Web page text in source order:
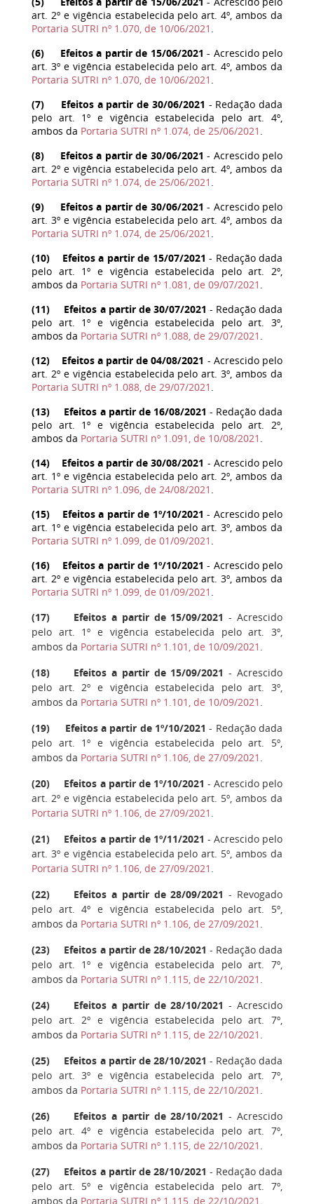
art. 2º e vigência estabelecida pelo art. 4º, ambos da
Portaria SUTRI nº 1.070, de 10/06/2021 .
(6) Efeitos a partir de 15/06/2021 - Acrescido pelo
art. 3º e vigência estabelecida pelo art. 4º, ambos da
Portaria SUTRI nº 1.070, de 10/06/2021 .
(7) Efeitos a partir de 30/06/2021 - Redação dada
pelo art. 1º e vigência estabelecida pelo art. 4º,
ambos da Portaria SUTRI nº 1.074, de 25/06/2021 .
(8) Efeitos a partir de 30/06/2021 - Acrescido pelo
art. 2º e vigência estabelecida pelo art. 4º, ambos da
Portaria SUTRI nº 1.074, de 25/06/2021 .
(9) Efeitos a partir de 30/06/2021 - Acrescido pelo
art. 3º e vigência estabelecida pelo art. 4º, ambos da
Portaria SUTRI nº 1.074, de 25/06/2021 .
(10) Efeitos a partir de 15/07/2021 - Redação dada
pelo art. 1º e vigência estabelecida pelo art. 2º,
ambos da Portaria SUTRI nº 1.081, de 09/07/2021 .
(11) Efeitos a partir de 30/07/2021 - Redação dada
pelo art. 1º e vigência estabelecida pelo art. 3º,
ambos da Portaria SUTRI nº 1.088, de 29/07/2021 .
(12) Efeitos a partir de 04/08/2021 - Acrescido pelo
art. 2º e vigência estabelecida pelo art. 3º, ambos da
Portaria SUTRI nº 1.088, de 29/07/2021 .
(13) Efeitos a partir de 16/08/2021 - Redação dada
pelo art. 1º e vigência estabelecida pelo art. 2º,
ambos da Portaria SUTRI nº 1.091, de 10/08/2021 .
(14) Efeitos a partir de 30/08/2021 - Acrescido pelo
art. 1º e vigência estabelecida pelo art. 2º, ambos da
Portaria SUTRI nº 1.096, de 24/08/2021 .
(15) Efeitos a partir de 1º/10/2021 - Acrescido pelo
art. 1º e vigência estabelecida pelo art. 3º, ambos da
Portaria SUTRI nº 1.099, de 01/09/2021 .
(16) Efeitos a partir de 1º/10/2021 - Acrescido pelo
art. 2º e vigência estabelecida pelo art. 3º, ambos da
Portaria SUTRI nº 1.099, de 01/09/2021 .
(17) Efeitos a partir de 15/09/2021 - Acrescido
pelo art. 1º e vigência estabelecida pelo art. 3º,
ambos da Portaria SUTRI nº 1.101, de 10/09/2021 .
(18) Efeitos a partir de 15/09/2021- Acrescido
pelo art. 2º e vigência estabelecida pelo art. 3º,
ambos da Portaria SUTRI nº 1.101, de 10/09/2021 .
(19) Efeitos a partir de 1º/10/2021 - Redação dada
pelo art. 1º e vigência estabelecida pelo art. 5º,
ambos da Portaria SUTRI nº 1.106, de 27/09/2021 .
(20) Efeitos a partir de 1º/10/2021 - Acrescido pelo
art. 2º e vigência estabelecida pelo art. 5º, ambos da
Portaria SUTRI nº 1.106, de 27/09/2021 .
(21) Efeitos a partir de 1º/11/2021 - Acrescido pelo
art. 3º e vigência estabelecida pelo art. 5º, ambos da
Portaria SUTRI nº 1.106, de 27/09/2021 .
(22) Efeitos a partir de 28/09/2021- Revogado
pelo art. 4º e vigência estabelecida pelo art. 5º,
ambos da Portaria SUTRI nº 1.106, de 27/09/2021 .
(23) Efeitos a partir de 28/10/2021 - Redação dada
pelo art. 1º e vigência estabelecida pelo art. 7º,
ambos da Portaria SUTRI nº 1.115, de 22/10/2021 .
(24) Efeitos a partir de 28/10/2021 - Acrescido
pelo art. 2º e vigência estabelecida pelo art. 7º,
ambos da Portaria SUTRI nº 1.115, de 22/10/2021 .
(25) Efeitos a partir de 28/10/2021 - Redação dada
pelo art. 3º e vigência estabelecida pelo art. 7º,
ambos da Portaria SUTRI nº 1.115, de 22/10/2021 .
(26) Efeitos a partir de 28/10/2021 - Acrescido
pelo art. 4º e vigência estabelecida pelo art. 7º,
ambos da Portaria SUTRI nº 1.115, de 22/10/2021 .
(27) Efeitos a partir de 28/10/2021 - Redação dada
pelo art. 5º e vigência estabelecida pelo art. 7º,
ambos da Portaria SUTRI nº 1.115, de 22/10/2021 .